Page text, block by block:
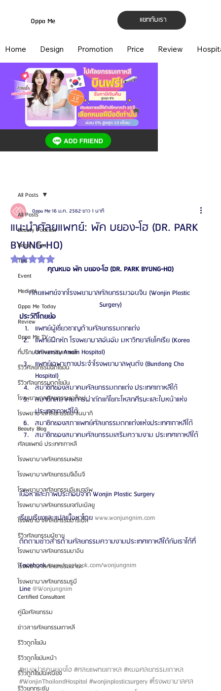
แชทกับเรา
Oppa Me
Home Design Promotion Price Review
All Posts
Beauty Podcast
Beauty Tips
Tips
Event
Medical
Oppa Me Today
Review
Oppa Me TV
ที่ปรึกษาศัลยกรรมเกาหลี
รีวิวศัลยกรรมฉีดไขมัน
รีวิวศัลยกรรมดูดไขมัน
โรงพยาบาลศัลยกรรมเอท็อป
โรงพยาบาลศัลยกรรมบาโนบากิ
Beauty Blog
ศัลยแพทย์ ประเทศเกาหลี
โรงพยาบาลศัลยกรรมเฟรช
โรงพยาบาลศัลยกรรมจีเอ็นจี
โรงพยาบาลศัลยกรรมอิมเมจอัพ
โรงพยาบาลศัลยกรรมเจดับเบิลยู
โรงพยาบาลศัลยกรรมมาร์เบิ้ล
รีวิวศัลยกรรมผู้ชาย
โรงพยาบาลศัลยกรรมมาอิน
โรงพยาบาลศัลยกรรมนานะ
โรงพยาบาลศัลยกรรมรูบี
Certified Consultant
คู่มือศัลยกรรม
ข่าวสารศัลยกรรมเกาหลี
รีวิวดูดไขมัน
รีวิวดูดไขมันหน้า
รีวิวดูดไขมันเหนียง
รีวิวยกกระชับ
All Posts
แนะนำศัลยแพทย์: พัค บยอง-โฮ (DR. PARK
BYUNG-HO)
Oppa Me16 ม.ค. 2562ยาว 1 นาที
ได้รับ NaN เต็ม 5 ดาว
คุณหมอ พัค บยอง-โฮ (DR. PARK BYUNG-HO)
ศัลยแพทย์จากโรงพยาบาลศัลยกรรมวอนจิน (Wonjin Plastic
Surgery)
ประวัติโดยย่อ
แพทย์ผู้เชี่ยวชาญด้านศัลยกรรมตกแต่ง
แพทย์ฝึกหัด โรงพยาบาลอันอัม มหาวิทยาลัยโคเรีย (Korea
University Anam Hospital)
แพทย์เฉพาะทางประจำโรงพยาบาลพุนดัง (Bundang Cha
Hospital)
สมาชิกของสมาคมศัลยกรรมตกแต่ง ประเทศเกาหลีใต้
สมาชิกสมาคมการผ่าตัดแก้ไขกะโหลกศีรษะและใบหน้าแห่ง
ประเทศเกาหลีใต้
สมาชิกของสภาแพทย์ศัลยกรรมตกแต่งแห่งประเทศเกาหลีใต้
สมาชิกของสมาคมศัลยกรรมเสริมความงาม ประเทศเกาหลีใต้
เนื้อหาและภาพประกอบจาก Wonjin Plastic Surgery
เรียบเรียงและแปลเนื้อหาโดย www.wonjungnim.com
ติดตามข่าวสารด้านศัลยกรรมความงามประเทศเกาหลีใต้กับเราได้ที่
Facebook www.facebook.com/wonjungnim
Line @Wonjungnim
#หมอปารคบยองโฮ#ศลยแพทยเกาหล #หมอศลยกรรมเกาหล
#WonjinThailandHospital #wonjinplasticsurgery#โรงพยาบาลศล